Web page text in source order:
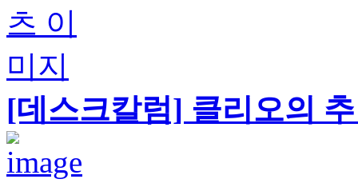
[데스크칼럼] 클리오의